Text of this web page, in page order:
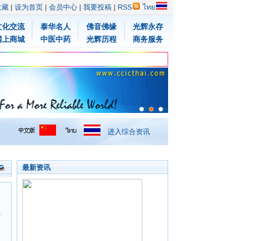
藏 | 设为首页 | 会员中心 | 我要投稿 | RSS ไทย
化交流
上商城
泰华名人
中医中药
佛音佛缘
光辉历程
光辉永存
商务服务
进入综合资讯
最新资讯